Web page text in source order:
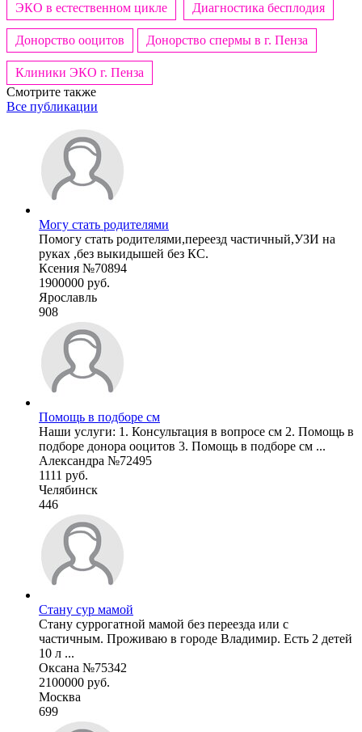
ЭКО в естественном цикле Диагностика бесплодия
Донорство ооцитов Донорство спермы в г. Пенза
Клиники ЭКО г. Пенза
Смотрите также
Все публикации
Могу стать родителями
Помогу стать родителями,переезд частичный,УЗИ на
руках ,без выкидышей без КС.
Ксения №70894
1900000 руб.
Ярославль
908
Помощь в подборе см
Наши услуги: 1. Консультация в вопросе см 2. Помощь в
подборе донора ооцитов 3. Помощь в подборе см ...
Александра №72495
1111 руб.
Челябинск
446
Стану сур мамой
Стану суррогатной мамой без переезда или с
частичным. Проживаю в городе Владимир. Есть 2 детей
10 л ...
Оксана №75342
2100000 руб.
Москва
699